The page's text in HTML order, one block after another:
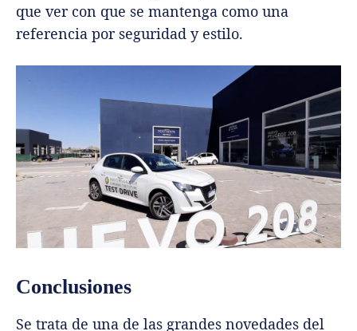
que ver con que se mantenga como una
referencia por seguridad y estilo.
Conclusiones
Se trata de una de las grandes novedades del